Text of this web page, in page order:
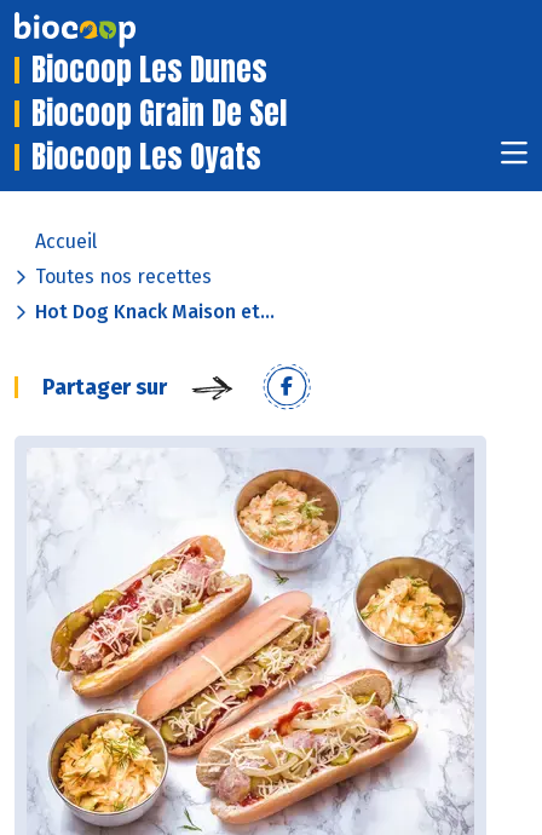
Biocoop Les Dunes
Biocoop Grain De Sel
Biocoop Les Oyats
Accueil
Toutes nos recettes
Hot Dog Knack Maison et...
Partager sur